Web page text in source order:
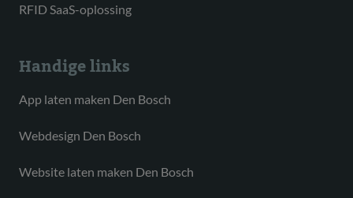
RFID SaaS-oplossing
Handige links
App laten maken Den Bosch
Webdesign Den Bosch
Website laten maken Den Bosch